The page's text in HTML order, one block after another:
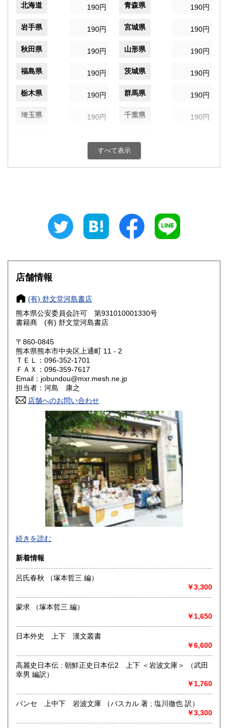
北海道 190円 青森県 190円
岩手県 190円 宮城県 190円
秋田県 190円 山形県 190円
福島県 190円 茨城県 190円
栃木県 190円 群馬県 190円
埼玉県 190円 千葉県 190円
190円 富山県
190円 静岡県
奈良県 190円 和歌山県
岡山県 190円
山口県 190円 徳島県
香川県 190円
190円 福岡県
190円 長崎県
190円 大分県
190円 鹿児島県
190円
すべて表示
店舗情報
(有) 舒文堂河島書店
熊本県公安委員会許可 第931010001330号
書籍商 (有) 舒文堂河島書店
〒860-0845
熊本県熊本市中央区上通町 11 - 2
ＴＥＬ：096-352-1701
ＦＡＸ：096-359-7617
Email：jobundou@mxr.mesh.ne.jp
担当者：河島 康之
店舗へのお問い合わせ
明治10年創業。九州の郷土誌、特に熊本の郷土誌を中心に揃
えております。その他古典籍、和本、古文書、自筆物から歴
沿線名：JR および 熊本市電
最寄駅：熊本駅より熊本市電に乗り換えて「通町筋」電停下
営業時間：10:00〜19:00
定休日：毎週火曜日
書籍の買取について
熊本県内出張いたします。特に古文書・貴重書・古典籍・和
合わせください。
学術書・趣味サブカル系および一般書籍につきましても買取
しております。出張または持ち込みのご相談はお電話やFAX
メールにておうけいたします。
(これらの種類の書籍は原則熊本県内の方に限らせていただき
続きを読む
新着情報
呂氏春秋 （塚本哲三 編）
￥3,300
蒙求 （塚本哲三 編）
￥1,650
日本外史 上下 漢文叢書
￥6,600
高麗史日本伝 : 朝鮮正史日本伝2 上下 ＜岩波文庫＞ （武田
幸男 編訳）
￥1,760
パンセ 上中下 岩波文庫 （パスカル 著 ; 塩川徹也 訳）
￥3,300